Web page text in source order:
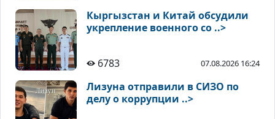
Кыргызстан и Китай обсудили
укрепление военного со ..>
6783 07.08.2026 16:24
Лизуна отправили в СИЗО по
делу о коррупции ..>